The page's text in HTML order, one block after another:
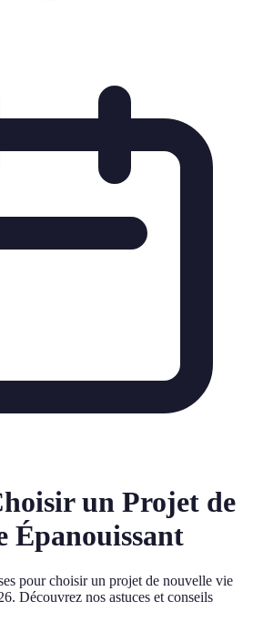
un Projet de
Épanouissant
pour choisir un projet de nouvelle vie
Découvrez nos astuces et conseils